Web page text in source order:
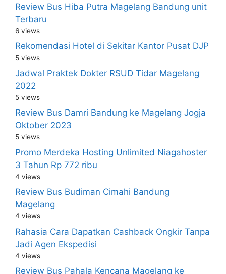
Review Bus Hiba Putra Magelang Bandung unit
Terbaru
6 views
Rekomendasi Hotel di Sekitar Kantor Pusat DJP
5 views
Jadwal Praktek Dokter RSUD Tidar Magelang
2022
5 views
Review Bus Damri Bandung ke Magelang Jogja
Oktober 2023
5 views
Promo Merdeka Hosting Unlimited Niagahoster
3 Tahun Rp 772 ribu
4 views
Review Bus Budiman Cimahi Bandung
Magelang
4 views
Rahasia Cara Dapatkan Cashback Ongkir Tanpa
Jadi Agen Ekspedisi
4 views
Review Bus Pahala Kencana Magelang ke